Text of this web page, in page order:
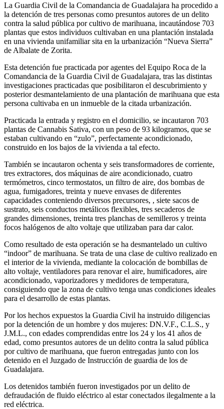
La Guardia Civil de la Comandancia de Guadalajara ha procedido a
la detención de tres personas como presuntos autores de un delito
contra la salud pública por cultivo de marihuana, incautándose 703
plantas que estos individuos cultivaban en una plantación instalada
en una vivienda unifamiliar sita en la urbanización “Nueva Sierra”
de Albalate de Zorita.
Esta detención fue practicada por agentes del Equipo Roca de la
Comandancia de la Guardia Civil de Guadalajara, tras las distintas
investigaciones practicadas que posibilitaron el descubrimiento y
posterior desmantelamiento de una plantación de marihuana que esta
persona cultivaba en un inmueble de la citada urbanización.
Practicada la entrada y registro en el domicilio, se incautaron 703
plantas de Cannabis Sativa, con un peso de 93 kilogramos, que se
estaban cultivando en “zulo”, perfectamente acondicionado,
construido en los bajos de la vivienda a tal efecto.
También se incautaron ochenta y seis transformadores de corriente,
tres extractores, dos máquinas de aire acondicionado, cuatro
termómetros, cinco termostatos, un filtro de aire, dos bombas de
agua, fumigadores, treinta y nueve envases de diferentes
capacidades conteniendo diversos precursores, , siete sacos de
sustrato, seis conductos metálicos flexibles, tres secaderos de
grandes dimensiones, treinta tres planchas de semilleros y treinta
focos halógenos de alto voltaje que utilizaban para dar calor.
Como resultado de esta operación se ha desmantelado un cultivo
“indoor” de marihuana. Se trata de una clase de cultivo realizado en
el interior de la vivienda, mediante la colocación de bombillas de
alto voltaje, ventiladores para renovar el aire, humificadores, aire
acondicionado, vaporizadores y medidores de temperatura,
consiguiendo que la zona de cultivo tenga unas condiciones ideales
para el desarrollo de estas plantas.
Por los hechos expuestos la Guardia Civil ha instruido diligencias
por la detención de un hombre y dos mujeres: DN.V.F., C.L.S., y
J.M.L., con edades comprendidas entre los 24 y los 41 años de
edad, como presuntos autores de un delito contra la salud pública
por cultivo de marihuana, que fueron entregadas junto con los
detenido en el Juzgado de Instrucción de guardia de los de
Guadalajara.
Los detenidos también fueron investigados por un delito de
defraudación de fluido eléctrico al estar conectados ilegalmente a la
red eléctrica.